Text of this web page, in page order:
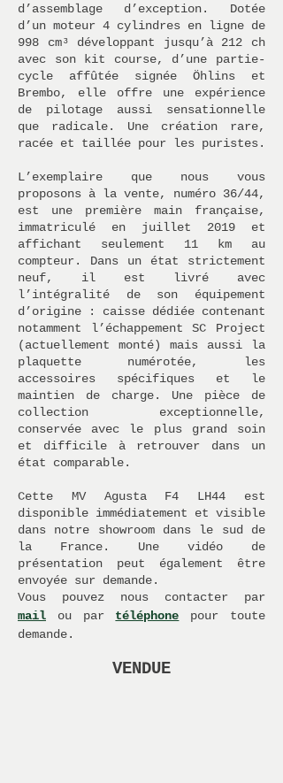
d’assemblage d’exception. Dotée
d’un moteur 4 cylindres en ligne de
998 cm³ développant jusqu’à 212 ch
avec son kit course, d’une partie-
cycle affûtée signée Öhlins et
Brembo, elle offre une expérience
de pilotage aussi sensationnelle
que radicale. Une création rare,
racée et taillée pour les puristes.
L’exemplaire que nous vous
proposons à la vente, numéro 36/44,
est une première main française,
immatriculé en juillet 2019 et
affichant seulement 11 km au
compteur. Dans un état strictement
neuf, il est livré avec
l’intégralité de son équipement
d’origine : caisse dédiée contenant
notamment l’échappement SC Project
(actuellement monté) mais aussi la
plaquette numérotée, les
accessoires spécifiques et le
maintien de charge. Une pièce de
collection exceptionnelle,
conservée avec le plus grand soin
et difficile à retrouver dans un
état comparable.
Cette MV Agusta F4 LH44 est
disponible immédiatement et visible
dans notre showroom dans le sud de
la France. Une vidéo de
présentation peut également être
envoyée sur demande.
Vous pouvez nous contacter par
mail ou par téléphone pour toute
demande.
VENDUE